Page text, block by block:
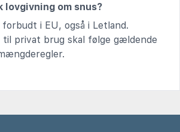
lovgivning om snus?
i EU, også i Letland.
til privat brug skal følge gældende